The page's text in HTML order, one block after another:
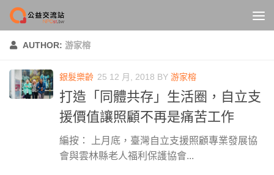
Skip to content
AUTHOR: 游家榕
銀髮樂齡 25 12 月, 2018 BY 游家榕
打造「同體共存」生活圈，自立支
援價值讓照顧不再是痛苦工作
編按： 上月底，臺灣自立支援照顧專業發展協
會與雲林縣老人福利保護協會...